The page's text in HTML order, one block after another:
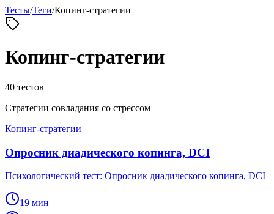
Тесты/Теги/Копинг-стратегии
Копинг-стратегии
40 тестов
Стратегии совладания со стрессом
Копинг-стратегии
Опросник диадического копинга, DCI
Психологический тест: Опросник диадического копинга, DCI
19 мин